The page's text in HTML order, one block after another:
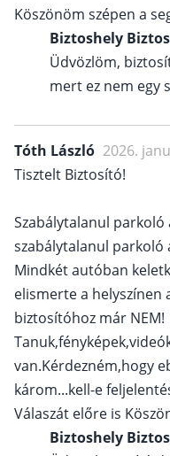
Köszönöm szépen a
Biztoshely
Üdvözlöm,
mert ez nem egy
Tóth László 2026.
Tisztelt Biztosító!
Szabálytalanul
szabálytalanul parkoló
Mindkét autóban
elismerte a helyszínen
biztosítóhoz már NEM!
van.Kérdezném,hogy
károm...kell-e
Válaszát előre is
Biztoshely